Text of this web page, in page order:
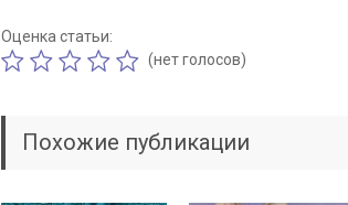
Оценка статьи:
(нет голосов)
Похожие публикации